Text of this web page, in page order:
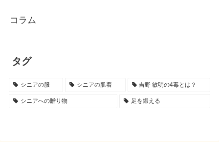
コラム
タグ
シニアの服 シニアの肌着 吉野 敏明の4毒とは？
シニアへの贈り物 足を鍛える